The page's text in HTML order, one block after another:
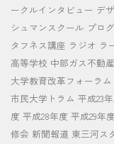
ークルインタビュー デ
シュマンスクール プロ
タフネス講座 ラジオ ラ
高等学校 中部ガス不動産
大学教育改革フォーラム
市民大学トラム 平成23
度 平成28年度 平成29年度
修会 新聞報道 東三河ス